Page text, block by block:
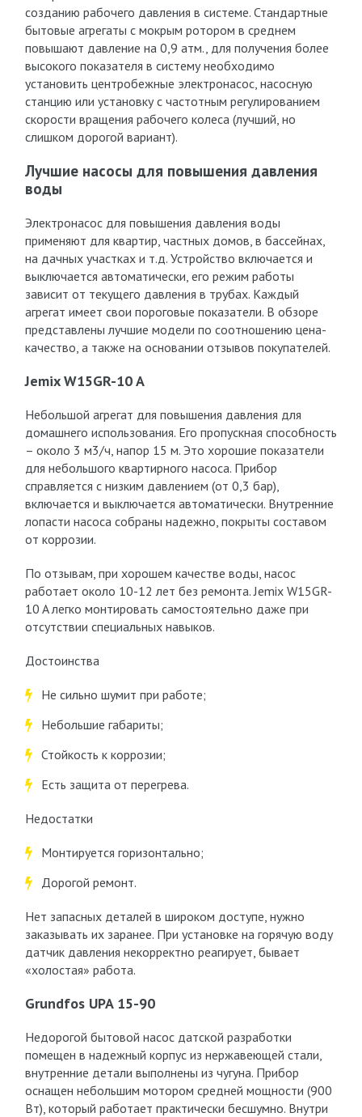
созданию рабочего давления в системе. Стандартные
бытовые агрегаты с мокрым ротором в среднем
повышают давление на 0,9 атм., для получения более
высокого показателя в систему необходимо
установить центробежные электронасос, насосную
станцию или установку с частотным регулированием
скорости вращения рабочего колеса (лучший, но
слишком дорогой вариант).
Лучшие насосы для повышения давления
воды
Электронасос для повышения давления воды
применяют для квартир, частных домов, в бассейнах,
на дачных участках и т.д. Устройство включается и
выключается автоматически, его режим работы
зависит от текущего давления в трубах. Каждый
агрегат имеет свои пороговые показатели. В обзоре
представлены лучшие модели по соотношению цена-
качество, а также на основании отзывов покупателей.
Jemix W15GR-10 A
Небольшой агрегат для повышения давления для
домашнего использования. Его пропускная способность
– около 3 м3/ч, напор 15 м. Это хорошие показатели
для небольшого квартирного насоса. Прибор
справляется с низким давлением (от 0,3 бар),
включается и выключается автоматически. Внутренние
лопасти насоса собраны надежно, покрыты составом
от коррозии.
По отзывам, при хорошем качестве воды, насос
работает около 10-12 лет без ремонта. Jemix W15GR-
10 A легко монтировать самостоятельно даже при
отсутствии специальных навыков.
Достоинства
Не сильно шумит при работе;
Небольшие габариты;
Стойкость к коррозии;
Есть защита от перегрева.
Недостатки
Монтируется горизонтально;
Дорогой ремонт.
Нет запасных деталей в широком доступе, нужно
заказывать их заранее. При установке на горячую воду
датчик давления некорректно реагирует, бывает
«холостая» работа.
Grundfos UPA 15-90
Недорогой бытовой насос датской разработки
помещен в надежный корпус из нержавеющей стали,
внутренние детали выполнены из чугуна. Прибор
оснащен небольшим мотором средней мощности (900
Вт), который работает практически бесшумно. Внутри